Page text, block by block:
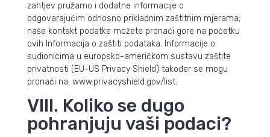
zahtjev pružamo i dodatne informacije o
odgovarajućim odnosno prikladnim zaštitnim mjerama;
naše kontakt podatke možete pronaći gore na početku
ovih Informacija o zaštiti podataka. Informacije o
sudionicima u europsko-američkom sustavu zaštite
privatnosti (EU-US Privacy Shield) također se mogu
pronaći na: www.privacyshield.gov/list.
VIII. Koliko se dugo
pohranjuju vaši podaci?